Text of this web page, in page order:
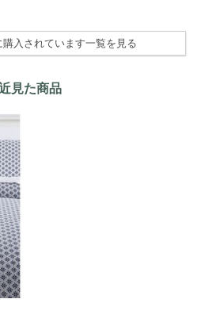
入されています一覧を見る
見た商品